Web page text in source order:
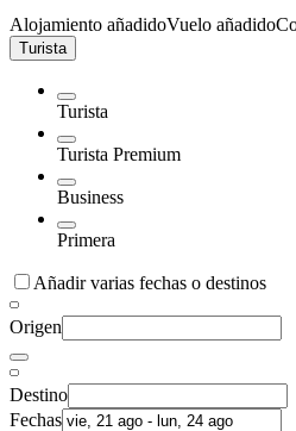
Alojamiento añadidoVuelo añadido
Turista
Turista
Turista Premium
Business
Primera
Añadir varias fechas o destinos
Origen
Destino
Fechas